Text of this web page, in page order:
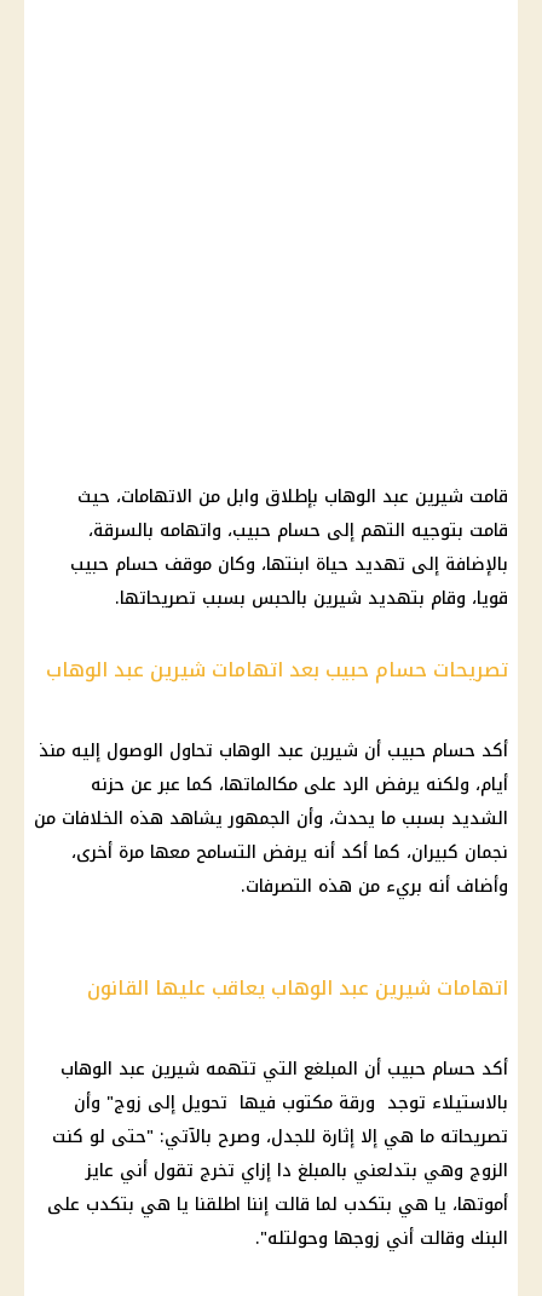
قامت شيرين عبد الوهاب بإطلاق وابل من الاتهامات، حيث
قامت بتوجيه التهم إلى حسام حبيب، واتهامه بالسرقة،
بالإضافة إلى تهديد حياة ابنتها، وكان موقف حسام حبيب
قويا، وقام بتهديد شيرين بالحبس بسبب تصريحاتها.
تصريحات حسام حبيب بعد اتهامات شيرين عبد الوهاب
أكد حسام حبيب أن شيرين عبد الوهاب تحاول الوصول إليه منذ
أيام، ولكنه يرفض الرد على مكالماتها، كما عبر عن حزنه
الشديد بسبب ما يحدث، وأن الجمهور يشاهد هذه الخلافات من
نجمان كبيران، كما أكد أنه يرفض التسامح معها مرة أخرى،
وأضاف أنه بريء من هذه التصرفات.
اتهامات شيرين عبد الوهاب يعاقب عليها القانون
أكد حسام حبيب أن المبلغع التي تتهمه شيرين عبد الوهاب
بالاستيلاء توجد ورقة مكتوب فيها تحويل إلى زوج" وأن
تصريحاته ما هي إلا إثارة للجدل، وصرح بالآتي: "حتى لو كنت
الزوج وهي بتدلعني بالمبلغ دا إزاي تخرج تقول أني عايز
أموتها، يا هي بتكدب لما قالت إننا اطلقنا يا هي بتكدب على
البنك وقالت أني زوجها وحولتله".